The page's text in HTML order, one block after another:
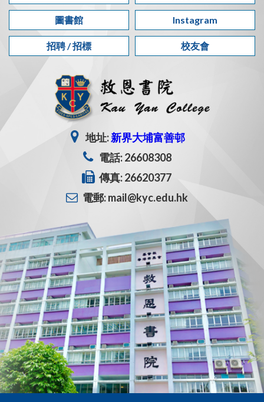
圖書館 Instagram
招聘 / 招標 校友會
地址:新界大埔富善邨
電話: 26608308
傳真: 26620377
電郵: mail@kyc.edu.hk